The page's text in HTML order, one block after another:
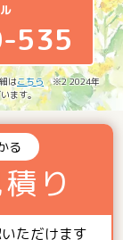
535
はこちら ※2 2024年
ます。
る
り
ただけます